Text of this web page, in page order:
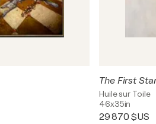
The First
Huile sur Toile
46x35in
29 870 $US